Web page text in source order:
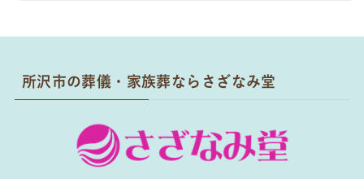
所沢市の葬儀・家族葬ならさざなみ堂